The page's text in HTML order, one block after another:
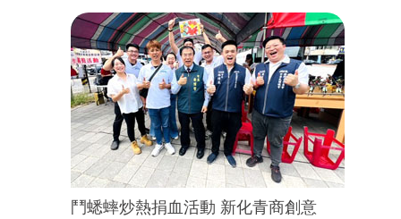
鬥蟋蟀炒熱捐血活動 新化青商創意